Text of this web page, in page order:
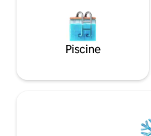
Piscine